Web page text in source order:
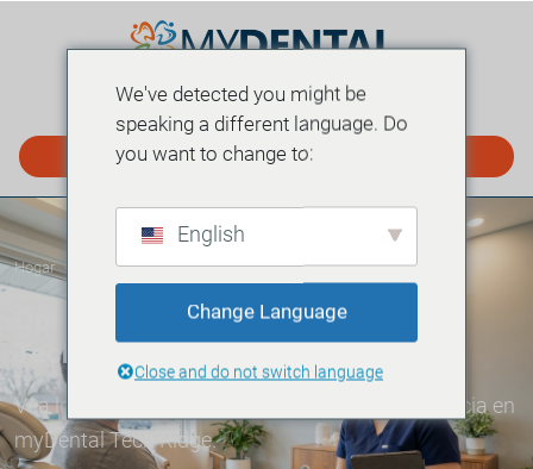
MENÚ
PROGRAMAR EN LÍNEA
Hogar » Ubicaciones » Tech Ridge » Reseñas
Opiniones de pacientes - myDental
Tech Ridge
Vea lo que dicen los pacientes sobre su experiencia en
myDental Tech Ridge.
We've detected you might be
speaking a different language. Do
you want to change to:
English
Change Language
Close and do not switch language